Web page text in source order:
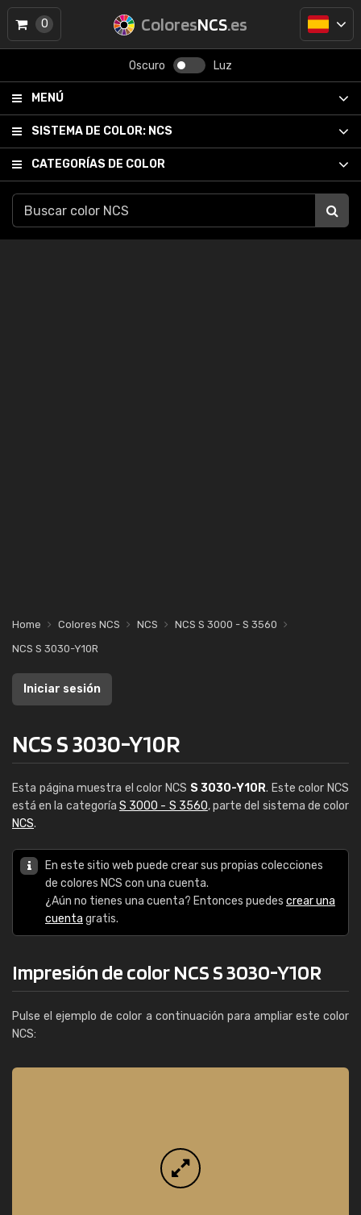
ColoresNCS.es
Oscuro Luz
MENÚ
SISTEMA DE COLOR: NCS
CATEGORÍAS DE COLOR
0
Home Colores NCS NCS
NCS S 3000 - S 3560
NCS S 3030-Y10R
Iniciar sesión
NCS S 3030-Y10R
Esta página muestra el color NCS S 3030-Y10R. Este color NCS
está en la categoría S 3000 - S 3560, parte del sistema de color
NCS.
En este sitio web puede crear sus propias colecciones
de colores NCS con una cuenta.
¿Aún no tienes una cuenta? Entonces puedes crear una
cuenta gratis.
Impresión de color NCS S 3030-Y10R
Pulse el ejemplo de color a continuación para ampliar este color
NCS: